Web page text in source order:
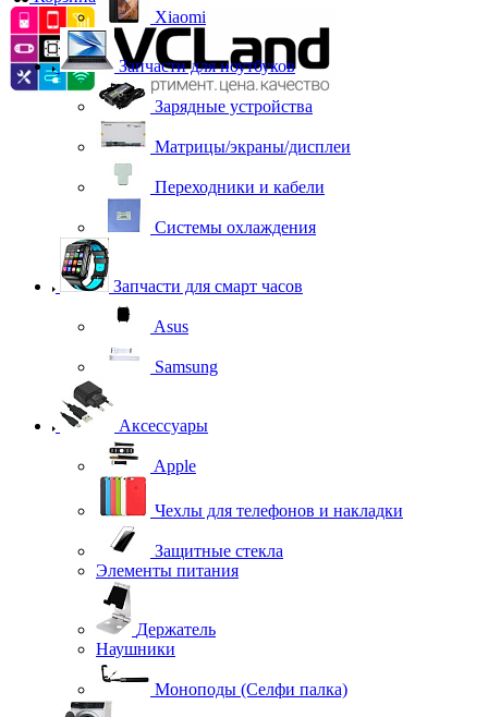
Xiaomi
Запчасти для ноутбуков
Зарядные устройства
Матрицы/экраны/дисплеи
Переходники и кабели
Системы охлаждения
Запчасти для смарт часов
Asus
Samsung
Аксессуары
Apple
Чехлы для телефонов и накладки
Защитные стекла
Элементы питания
Держатель
Наушники
Моноподы (Селфи палка)